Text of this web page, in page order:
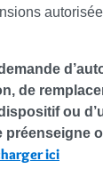
de
ou
préenseigne
ici